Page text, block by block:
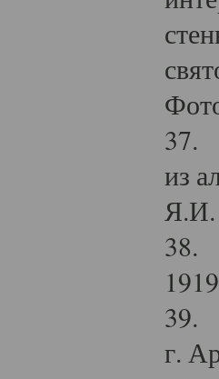
37.
из
Я.И.
38.
39.
г.